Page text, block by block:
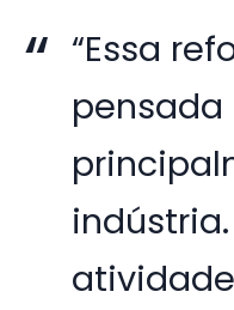
“Essa
pensada